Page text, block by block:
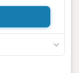
あります
粧台、トイレ交